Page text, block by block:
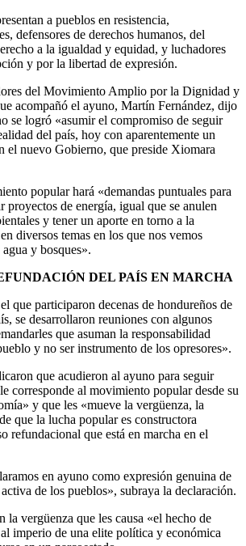
a pueblos en resistencia,
defensores de derechos humanos, del
a la igualdad y equidad, y luchadores
y por la libertad de expresión.
del Movimiento Amplio por la Dignidad y
acompañó el ayuno, Martín Fernández, dijo
se logró «asumir el compromiso de seguir
del país, hoy con aparentemente un
el nuevo Gobierno, que preside Xiomara
popular hará «demandas puntuales para
proyectos de energía, igual que se anulen
y tener un aporte en torno a la
diversos temas en los que nos vemos
y bosques».
DEL PAÍS EN MARCHA
que participaron decenas de hondureños de
se desarrollaron reuniones con algunos
que asuman la responsabilidad
y no ser instrumento de los opresores».
que acudieron al ayuno para seguir
corresponde al movimiento popular desde su
y que les «mueve la vergüenza, la
que la lucha popular es constructora
refundacional que está en marcha en el
en ayuno como expresión genuina de
de los pueblos», subraya la declaración.
la vergüenza que les causa «el hecho de
imperio de una elite política y económica